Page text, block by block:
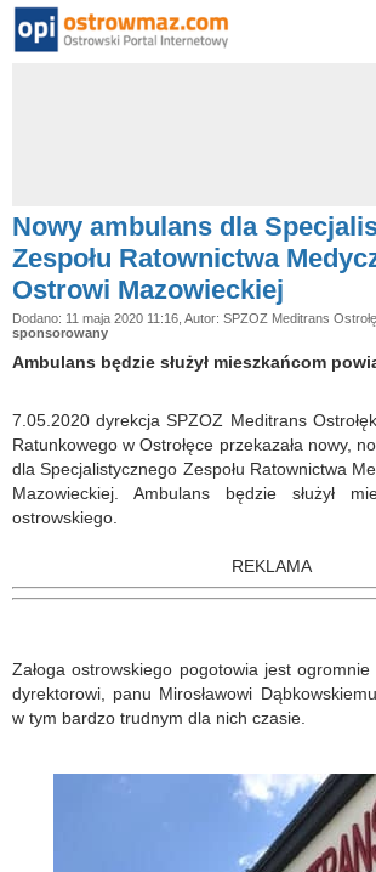
Nowy ambulans dla
Zespołu Ratownictwa
Ostrowi Mazowieckiej
Dodano: 11 maja 2020 11:16, Autor: SPZOZ Meditrans
sponsorowany
Ambulans będzie służył mieszkańcom
7.05.2020 dyrekcja SPZOZ Meditrans
Ratunkowego w Ostrołęce przekazała nowy,
dla Specjalistycznego Zespołu Ratownictwa
Mazowieckiej. Ambulans będzie służył
ostrowskiego.
REKLAMA
Załoga ostrowskiego pogotowia jest
dyrektorowi, panu Mirosławowi
w tym bardzo trudnym dla nich czasie.